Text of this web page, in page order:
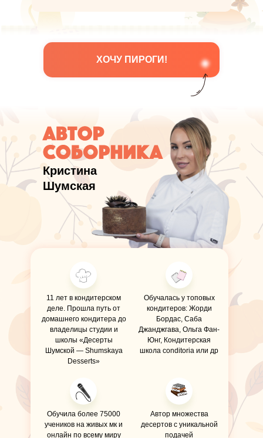
ХОЧУ ПИРОГИ!
11 лет в кондитерском
деле. Прошла путь от
домашнего кондитера до
владелицы студии и
школы «Десерты
Шумской — Shumskaya
Desserts»
Кристина
Шумская
Обучила более 75000
учеников на живых мк и
онлайн по всему миру
Автор множества
десертов с уникальной
подачей
Обучалась у топовых
кондитеров: Жорди
Бордас, Саба
Джанджгава, Ольга Фан-
Юнг, Кондитерская
школа conditoria или др